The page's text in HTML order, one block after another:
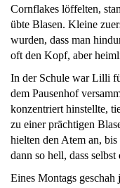
Cornflakes löffelten,
übte Blasen. Kleine
wurden, dass man
oft den Kopf, aber
In der Schule war Lilli
dem Pausenhof
konzentriert hinstellte,
zu einer prächtigen
hielten den Atem an,
dann so hell, dass
Eines Montags geschah